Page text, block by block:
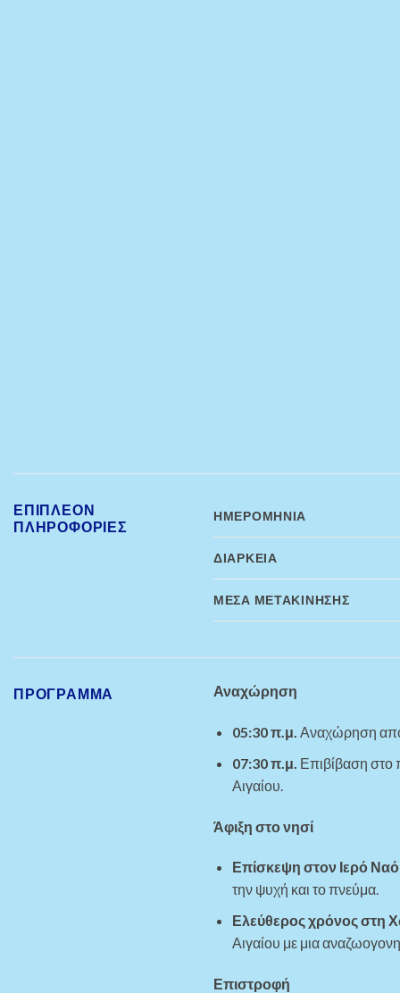
ΕΠΙΠΛΈΟΝ
ΠΛΗΡΟΦΟΡΊΕΣ
ΗΜΕΡΟΜΗΝΊΑ
ΔΙΆΡΚΕΙΑ
ΜΈΣΑ ΜΕΤΑΚΊΝΗΣΗΣ
ΠΡΌΓΡΑΜΜΑ Αναχώρηση
05:30 π.μ. Αναχώρηση από
07:30 π.μ. Επιβίβαση στο
Αιγαίου.
Άφιξη στο νησί
Επίσκεψη στον Ιερό
την ψυχή και το πνεύμα.
Ελεύθερος χρόνος στη
Αιγαίου με μια
Επιστροφή